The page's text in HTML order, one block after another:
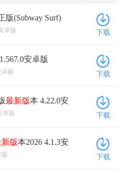
版(Subway Surf)
卓版 下载
安卓版
卓版 下载
最新版本 4.22.0安
卓版 下载
版本2026 4.1.3安
下载